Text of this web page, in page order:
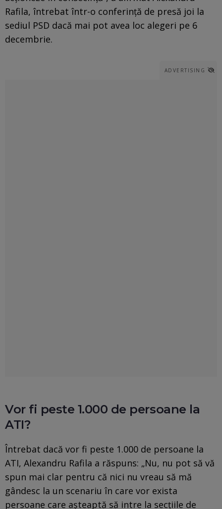
Rafila, întrebat într-o conferinţă de presă joi la
sediul PSD dacă mai pot avea loc alegeri pe 6
decembrie.
ADVERTISING
Vor fi peste 1.000 de persoane la
ATI?
Întrebat dacă vor fi peste 1.000 de persoane la
ATI, Alexandru Rafila a răspuns: „Nu, nu pot să vă
spun mai clar pentru că nici nu vreau să mă
gândesc la un scenariu în care vor exista
persoane care aşteaptă să intre la secţiile de